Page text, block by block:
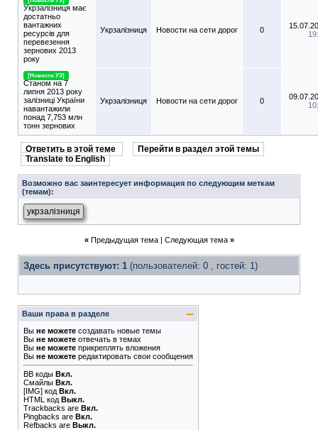
Укрзалізниця має
достатньо
вантажних
ресурсів для
перевезення
зернових 2013
року
Укрзалізниця Новости на сети дорог 0
[Новости УЗ]
Станом на 7
липня 2013 року
залізниці України
навантажили
понад 7,753 млн
тонн зернових
Укрзалізниця Новости на сети дорог 0
Ответить в этой теме
Перейти в раздел этой темы
Translate to English
Возможно вас заинтересует информация по следующим меткам
(темам):
укрзалізниця
« Предыдущая тема| Следующая тема »
Здесь присутствуют: 1 (пользователей: 0 , гостей: 1)
Ваши права в разделе
Вы не можете создавать новые темы
Вы не можете отвечать в темах
Вы не можете прикреплять вложения
Вы не можете редактировать свои сообщения
BB коды Вкл.
Смайлы Вкл.
[IMG] код Вкл.
HTML код Выкл.
Trackbacks are Вкл.
Pingbacks are Вкл.
Refbacks are Выкл.